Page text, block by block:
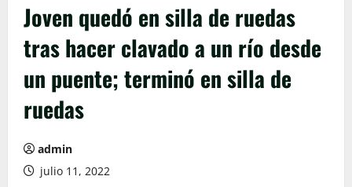
Joven quedó en silla de ruedas
tras hacer clavado a un río desde
un puente; terminó en silla de
ruedas
admin
julio 11, 2022